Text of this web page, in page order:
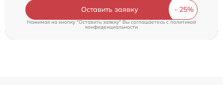
Оставить заявку
Нажимая на кнопку "Оставить заявку" Вы соглашаетесь cполитикой
конфиденциальности